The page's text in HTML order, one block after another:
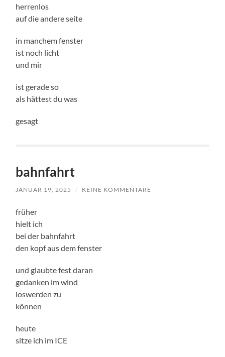
herrenlos
auf die andere seite
in manchem fenster
ist noch licht
und mir
ist gerade so
als hättest du was
gesagt
bahnfahrt
JANUAR 19, 2025 / KEINE KOMMENTARE
früher
hielt ich
bei der bahnfahrt
den kopf aus dem fenster
und glaubte fest daran
gedanken im wind
loswerden zu
können
heute
sitze ich im ICE